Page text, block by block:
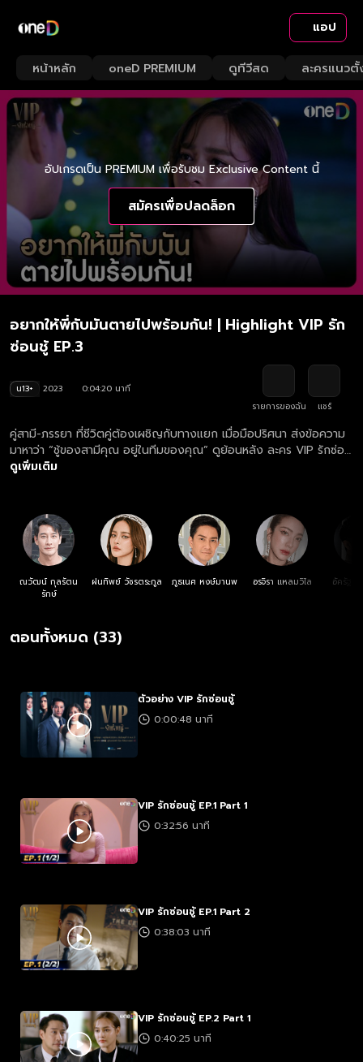
แอป
หน้าหลัก oneD PREMIUM ดูทีวีสด ละครแนวตั้
อัปเกรดเป็น PREMIUM เพื่อรับชม Exclusive Content นี้
สมัครเพื่อปลดล็อก
อยากให้พี่กับมันตายไปพร้อมกัน! | Highlight VIP รัก
ซ่อนชู้ EP.3
น13+ 2023
0:04:20 นาที
รายการของฉัน
แชร์
คู่สามี-ภรรยา ที่ชีวิตคู่ต้องเผชิญกับทางแยก เมื่อมือปริศนา ส่งข้อความ
มาหาว่า “ชู้ของสามีคุณ อยู่ในทีมของคุณ” ดูย้อนหลัง ละคร VIP รักซ่อน
ชู้ ครบทุกตอน ฟรี! ที่แรก ที่เดียว ทางเว็บไซต์และแอปฯ oneD.net
ดูเพิ่มเติม
ณวัฒน์ กุลรัตน
รักษ์
ฝนทิพย์ วัชรตระกูล ภูธเนศ หงษ์มานพ อรจิรา แหลมวิไล อัครัฐ
ตอนทั้งหมด (33)
ตัวอย่าง VIP รักซ่อนชู้
0:00:48 นาที
VIP รักซ่อนชู้ EP.1 Part 1
0:32:56 นาที
VIP รักซ่อนชู้ EP.1 Part 2
0:38:03 นาที
VIP รักซ่อนชู้ EP.2 Part 1
0:40:25 นาที